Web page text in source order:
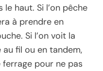
haut. Si l’on pêche
à prendre en
Si l’on voit la
fil ou en tandem,
pour ne pas